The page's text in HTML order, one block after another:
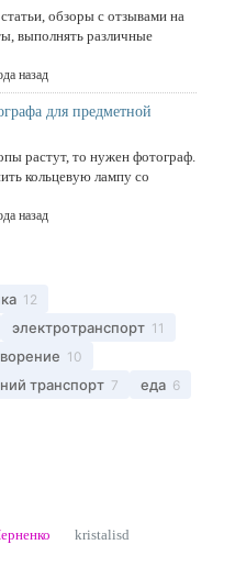
обзоры с отзывами на
выполнять различные
назад
для предметной
растут, то нужен фотограф.
кольцевую лампу со
назад
12
электротранспорт 11
10
транспорт 7 еда 6
kristalisd